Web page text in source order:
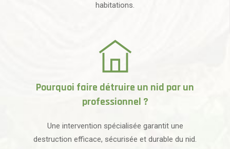
habitations.
Pourquoi faire détruire un nid par un
professionnel ?
Une intervention spécialisée garantit une
destruction efficace, sécurisée et durable du nid.